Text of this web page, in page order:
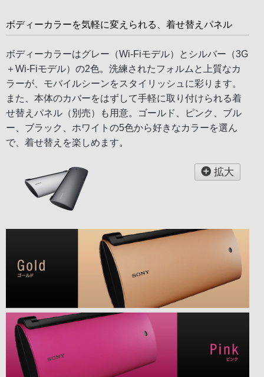
ボディーカラーを気軽に変えられる、着せ替えパネル
ボディーカラーはグレー（Wi-Fiモデル）とシルバー（3G
＋Wi-Fiモデル）の2色。洗練されたフォルムと上質なカ
ラーが、モバイルシーンをスタイリッシュに彩ります。
また、本体のカバーをはずして手軽に取り付けられる着
せ替えパネル（別売）も用意。ゴールド、ピンク、ブル
ー、ブラック、ホワイトの5色から好きなカラーを選ん
で、着せ替えを楽しめます。
拡大